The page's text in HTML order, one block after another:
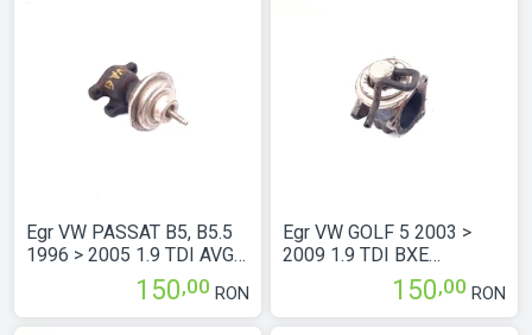
Egr VW PASSAT B5, B5.5
1996 > 2005 1.9 TDI AVG
Motorina 028131501E
150,00 RON
Egr VW GOLF 5 2003 >
2009 1.9 TDI BXE
Motorina 038131501AN
150,00 RON